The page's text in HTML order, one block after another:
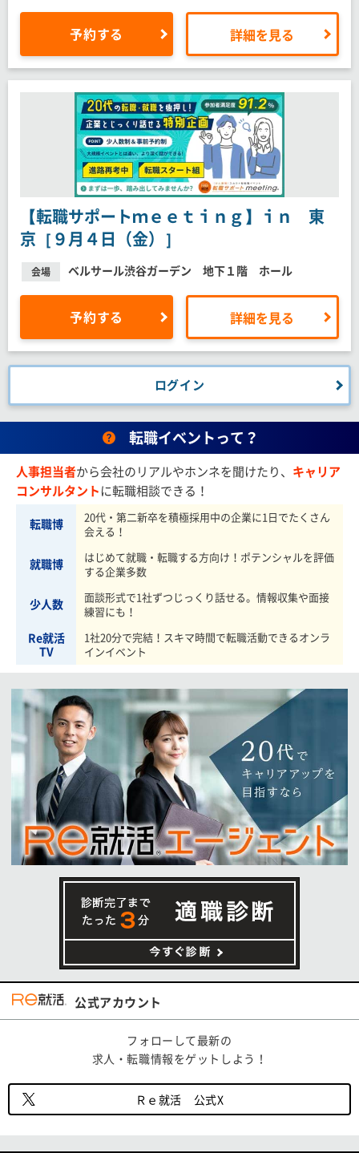
予約する 詳細を見る
【転職サポートｍｅｅｔｉｎｇ】ｉｎ 東
京［９月４日（金）］
会場 ベルサール渋谷ガーデン 地下１階 ホール
予約する 詳細を見る
ログイン
転職イベントって？
人事担当者から会社のリアルやホンネを聞けたり、 キャリア
コンサルタントに転職相談できる！
転職博
20代・第二新卒を積極採用中の企業に1日でたくさん
会える！
就職博
はじめて就職・転職する方向け！ポテンシャルを評価
する企業多数
少人数
面談形式で1社ずつじっくり話せる。情報収集や面接
練習にも！
Re就活
TV
1社20分で完結！スキマ時間で転職活動できるオンラ
インイベント
公式アカウント
フォローして最新の
求人・転職情報をゲットしよう！
Ｒｅ就活 公式X